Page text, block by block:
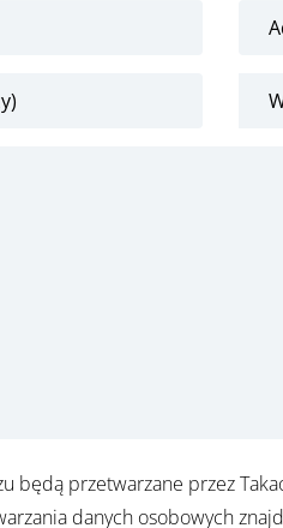
będą przetwarzane przez
danych osobowych